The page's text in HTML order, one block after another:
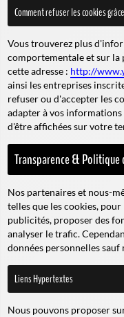
Comment refuser les cookies
Vous trouverez plus
comportementale et sur la
cette adresse : http://
ainsi les entreprises
refuser ou d'accepter les
adapter à vos
d'être affichées sur votre
Transparence &
Nos partenaires et nous-
telles que les cookies,
publicités, proposer des
analyser le trafic.
données personnelles
Liens Hypertextes
Nous pouvons proposer